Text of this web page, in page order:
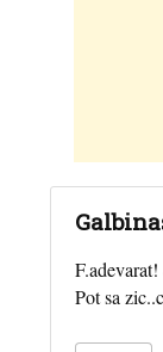
Pot sa